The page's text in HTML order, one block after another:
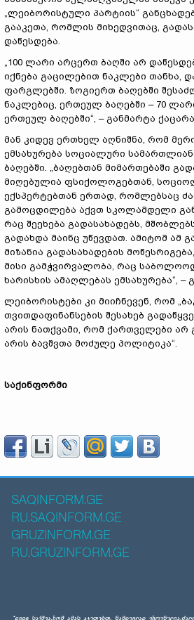
„ლეიბორისტული პარტიის“
გააკეთა, რომლის მიხედვითაც,
დაწესდება.
„100 ლარი არცერთ ბაღში არ
იქნება გაცილებით ნაკლები თანხა,
ფარგლებში. ზოგიერთ ბაღებში
ნაკლებიც, ერთეულ ბაღებში – 70
ერთეულ ბაღებში“, – განმარტა
მან კიდევ ერთხელ აღნიშნა, რომ
ემსახურება სოციალური
ბაღებში. „ბაღებთან მიმართებაში
მიღებულია ფსიქოლოგებთან,
ექსპერტებთან ერთად, რომლებსაც
გამოცდილება აქვთ სკოლამდელი
რაც შეეხება გადასახადებს,
გადახდა მაინც უწევდათ. ამიტომ ამ
მიზანია გადასახადების
მისი გამჭვირვალობა, რაც საბოლოოდ
ხარისხის ამაღლებას ემსახურება“, –
ლეიბორისტები კი მიიჩნევენ, რომ
თვითდაფინანსების შესახებ
არის ნათქვამი, რომ ქართველები არ
არის ბავშვთა მოძულე პოლიტიკა“.
საქინფორმი
SAQINFORM.GE
RU.SAQINFORM.GE
GRUZINFORM.GE
RU.GRUZINFORM.GE